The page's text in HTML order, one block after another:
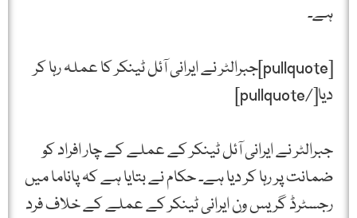
ہے۔
[pullquote]جبرالٹر نے ایرانی آئل ٹینکر کا عملہ رہا کر
دیا[/pullquote]
جبرالٹر نے ایرانی آئل ٹینکر کے عملے کے چار افراد کو
ضمانت پر رہا کر دیا ہے۔ حکام نے بتایا ہے کہ پاناما میں
رجسٹرڈ گریس ون ایرانی ٹینکر کے عملے کے خلاف فرد